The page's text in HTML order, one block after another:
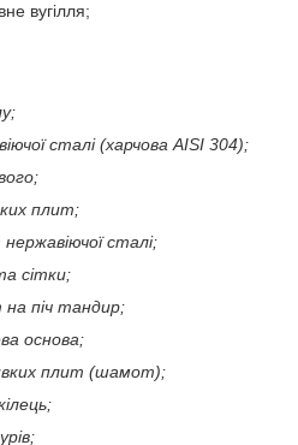
вугілля;
сталі (харчова AISI 304);
плит;
нержавіючої сталі;
сітки;
піч тандир;
основа;
плит (шамот);